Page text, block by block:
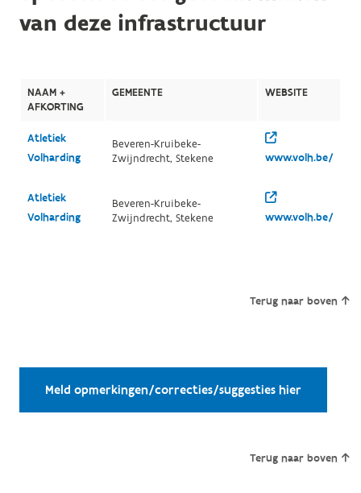
van deze infrastructuur
NAAM +
AFKORTING
GEMEENTE WEBSITE
Atletiek
Volharding
Beveren-Kruibeke-
Zwijndrecht, Stekene
www.volh.be/
Atletiek
Volharding
Beveren-Kruibeke-
Zwijndrecht, Stekene
www.volh.be/
Terug naar boven
Meld opmerkingen/correcties/suggesties hier
Terug naar boven